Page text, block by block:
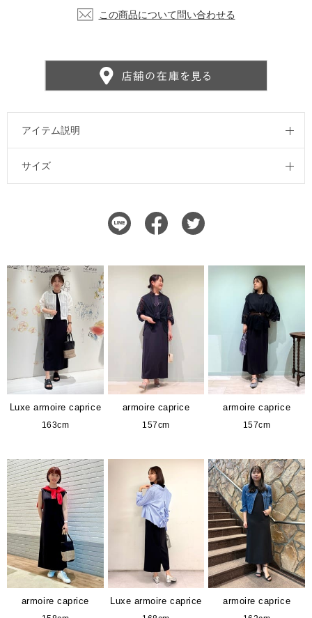
この商品について問い合わせる
アイテム説明
サイズ
Luxe armoire caprice
163cm
armoire caprice
157cm
armoire caprice
157cm
armoire caprice Luxe armoire caprice armoire caprice